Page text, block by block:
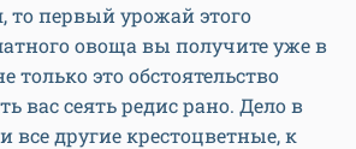
то первый урожай этого
овоща вы получите уже в
только это обстоятельство
вас сеять редис рано. Дело в
все другие крестоцветные, к